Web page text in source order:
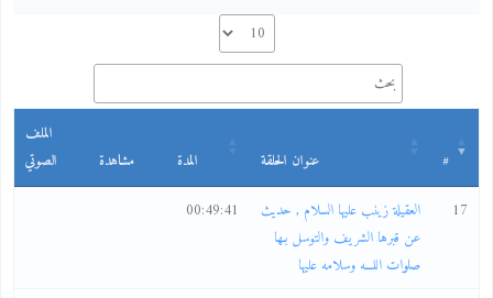
عنوان الحلقة المدة مشاهدة
الملف
الصوتي
17
العقيلة زينب عليها السلام , حديث
عن قبرها الشريف والتوسل بـها
صلوات اللـــه وسلامه عليها
00:49:41